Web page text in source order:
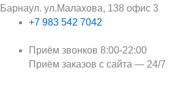
Барнаул. ул.Малахова, 138 офис 3
+7 983 542 7042
Приём звонков 8:00-22:00
Приём заказов с сайта — 24/7